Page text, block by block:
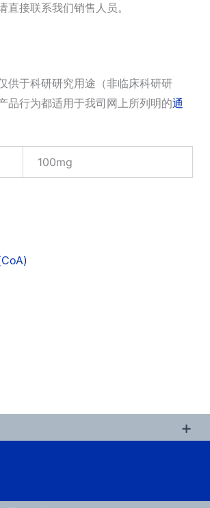
直接联系我们销售人员。
供于科研研究用途（非临床科研研
品行为都适用于我司网上所列明的通
100mg